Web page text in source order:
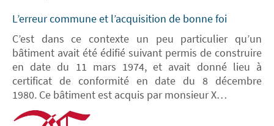
L’erreur commune et l’acquisition de bonne foi
C’est dans ce contexte un peu particulier qu’un
bâtiment avait été édifié suivant permis de construire
en date du 11 mars 1974, et avait donné lieu à
certificat de conformité en date du 8 décembre
1980. Ce bâtiment est acquis par monsieur X…